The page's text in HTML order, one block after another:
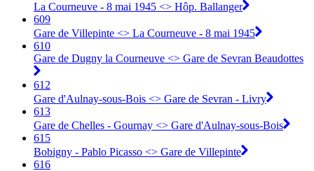
La Courneuve - 8 mai 1945 <> Hôp. Ballanger
609
Gare de Villepinte <> La Courneuve - 8 mai 1945
610
Gare de Dugny la Courneuve <> Gare de Sevran Beaudottes
612
Gare d'Aulnay-sous-Bois <> Gare de Sevran - Livry
613
Gare de Chelles - Gournay <> Gare d'Aulnay-sous-Bois
615
Bobigny - Pablo Picasso <> Gare de Villepinte
616